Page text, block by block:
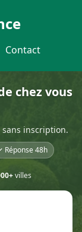
Contact
chez vous
inscription.
Réponse 48h
villes